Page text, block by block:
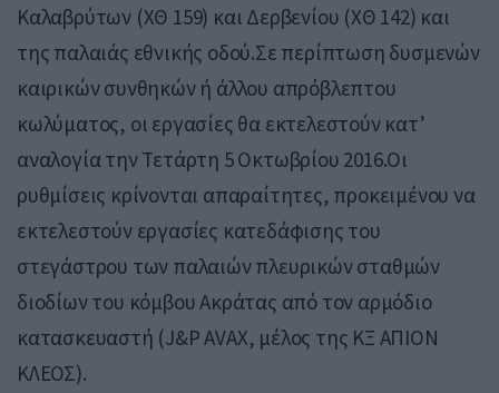
Καλαβρύτων (ΧΘ 159) και Δερβενίου (ΧΘ 142) και
της παλαιάς εθνικής οδού.Σε περίπτωση δυσμενών
καιρικών συνθηκών ή άλλου απρόβλεπτου
κωλύματος, οι εργασίες θα εκτελεστούν κατ’
αναλογία την Τετάρτη 5 Οκτωβρίου 2016.Οι
ρυθμίσεις κρίνονται απαραίτητες, προκειμένου να
εκτελεστούν εργασίες κατεδάφισης του
στεγάστρου των παλαιών πλευρικών σταθμών
διοδίων του κόμβου Ακράτας από τον αρμόδιο
κατασκευαστή (J&P AVAX, μέλος της ΚΞ ΑΠΙΟΝ
ΚΛΕΟΣ).